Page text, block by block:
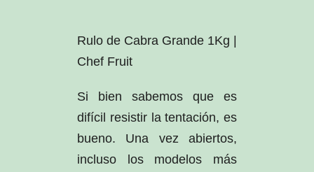
Rulo de Cabra Grande 1Kg |
Chef Fruit
Si bien sabemos que es
difícil resistir la tentación, es
bueno. Una vez abiertos,
incluso los modelos más